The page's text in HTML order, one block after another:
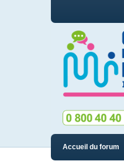
Accueil du forum